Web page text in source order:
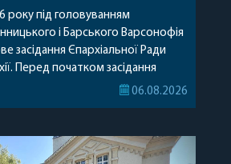
року під головуванням
і Барського Варсонофія
засідання Єпархіальної Ради
Перед початком засідання
Ради від імені членів Ради
здоров’я, Божої
радості та
06.08.2026